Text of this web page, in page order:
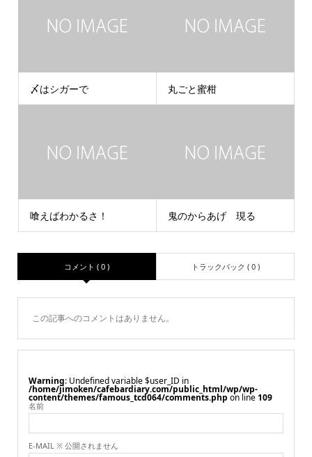
〆はシガーで 丸ごと蜜柑
喰えばわかるさ！ 鬼のからあげ 現る
コメント ( 0 ) トラックバック ( 0 )
この記事へのコメントはありません。
Warning : Undefined variable $user_ID in
/home/jimoken/cafebardiary.com/public_html/wp/wp-
content/themes/famous_tcd064/comments.php on line109
名前
E-MAIL ※ 公開されません